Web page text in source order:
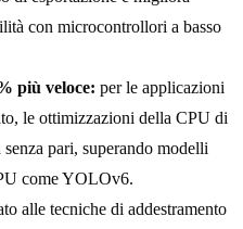
con microcontrollori a basso
più veloce: per le applicazioni
le ottimizzazioni della CPU di
pari, superando modelli
come YOLOv6.
alle tecniche di addestramento